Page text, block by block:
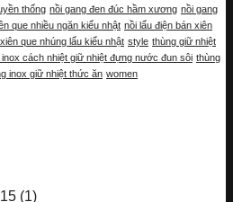
thống nồi gang đen đúc hầm xương nồi gang
que nhiều ngăn kiểu nhật nồi lẩu điện bán xiên
que nhúng lẩu kiểu nhật style thùng giữ nhiệt
inox cách nhiệt giữ nhiệt đựng nước đun sôi thùng
inox giữ nhiệt thức ăn women
(1)